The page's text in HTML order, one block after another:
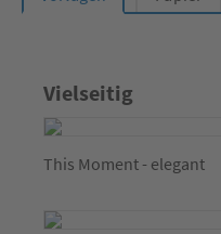
Vielseitig
This Moment - elegant